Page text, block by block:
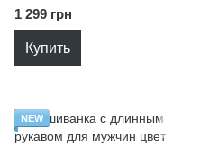
1 299 грн
Купить
NEW